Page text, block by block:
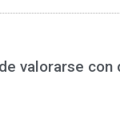
valorarse